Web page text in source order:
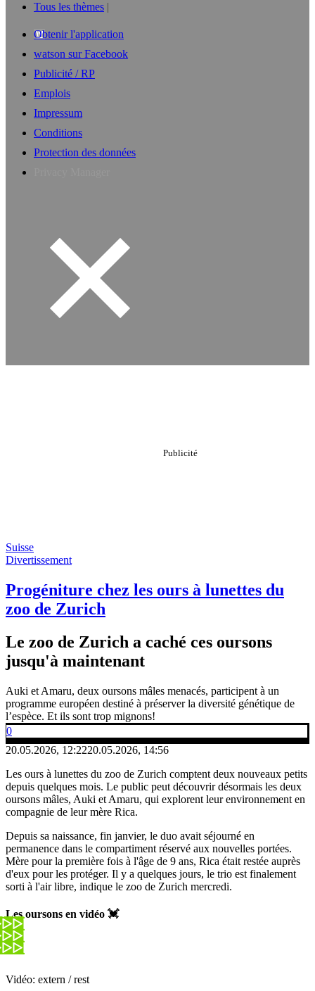
Tous les thèmes
Obtenir l'application
watson sur Facebook
Publicité / RP
Emplois
Impressum
Conditions
Protection des données
Suisse
Divertissement
Progéniture chez les ours à lunettes du
zoo de Zurich
Le zoo de Zurich a caché ces oursons
jusqu'à maintenant​
Auki et Amaru, deux oursons mâles menacés, participent à un
programme européen destiné à préserver la diversité génétique de
l’espèce. Et ils sont trop mignons!
0
20.05.2026, 12:2220.05.2026, 14:56
Les ours à lunettes du zoo de Zurich comptent deux nouveaux petits
depuis quelques mois. Le public peut découvrir désormais les deux
oursons mâles, Auki et Amaru, qui explorent leur environnement en
compagnie de leur mère Rica.
Depuis sa naissance, fin janvier, le duo avait séjourné en
permanence dans le compartiment réservé aux nouvelles portées.
Mère pour la première fois à l'âge de 9 ans, Rica était restée auprès
d'eux pour les protéger. Il y a quelques jours, le trio est finalement
sorti à l'air libre, indique le zoo de Zurich mercredi.
Les oursons en vidéo 💓
Vidéo: extern / rest